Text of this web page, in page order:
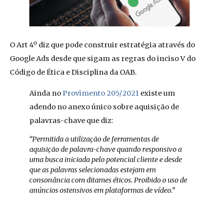
O Art 4º diz que pode construir estratégia através do
Google Ads desde que sigam as regras do inciso V do
Código de Ética e Disciplina da OAB.
Ainda noProvimento 205/2021 existe um
adendo no anexo único sobre aquisição de
palavras-chave que diz:
“Permitida a utilização de ferramentas de
aquisição de palavra-chave quando responsivo a
uma busca iniciada pelo potencial cliente e desde
que as palavras selecionadas estejam em
consonância com ditames éticos. Proibido o uso de
anúncios ostensivos em plataformas de vídeo.”